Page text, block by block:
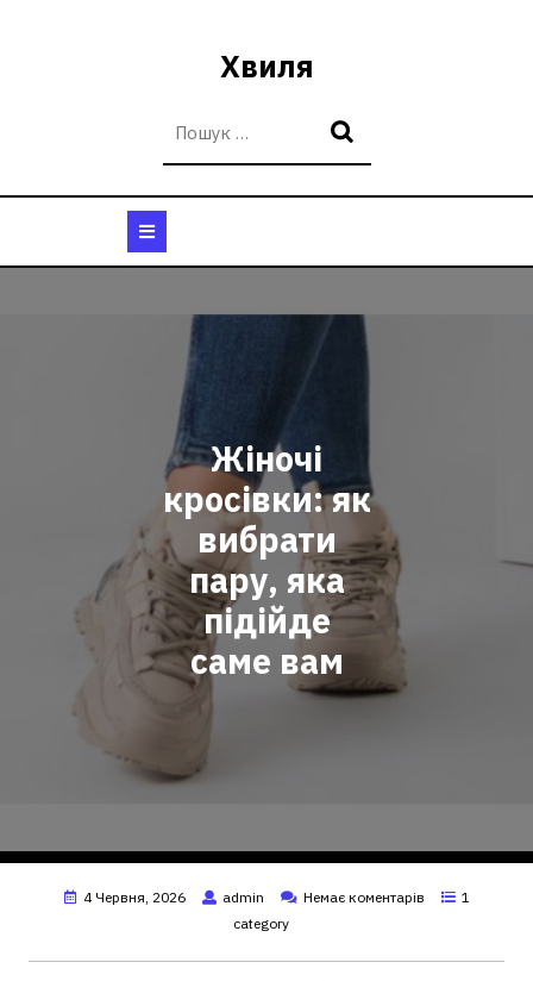
Хвиля
Жіночі
кросівки: як
вибрати
пару, яка
підійде
саме вам
4 Червня, 2026 admin Немає коментарів
1
category